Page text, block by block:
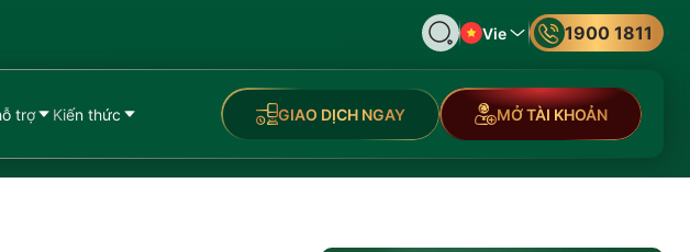
Vie 1900 1811
trợ Kiến thức GIAO DỊCH NGAY MỞ TÀI KHOẢN